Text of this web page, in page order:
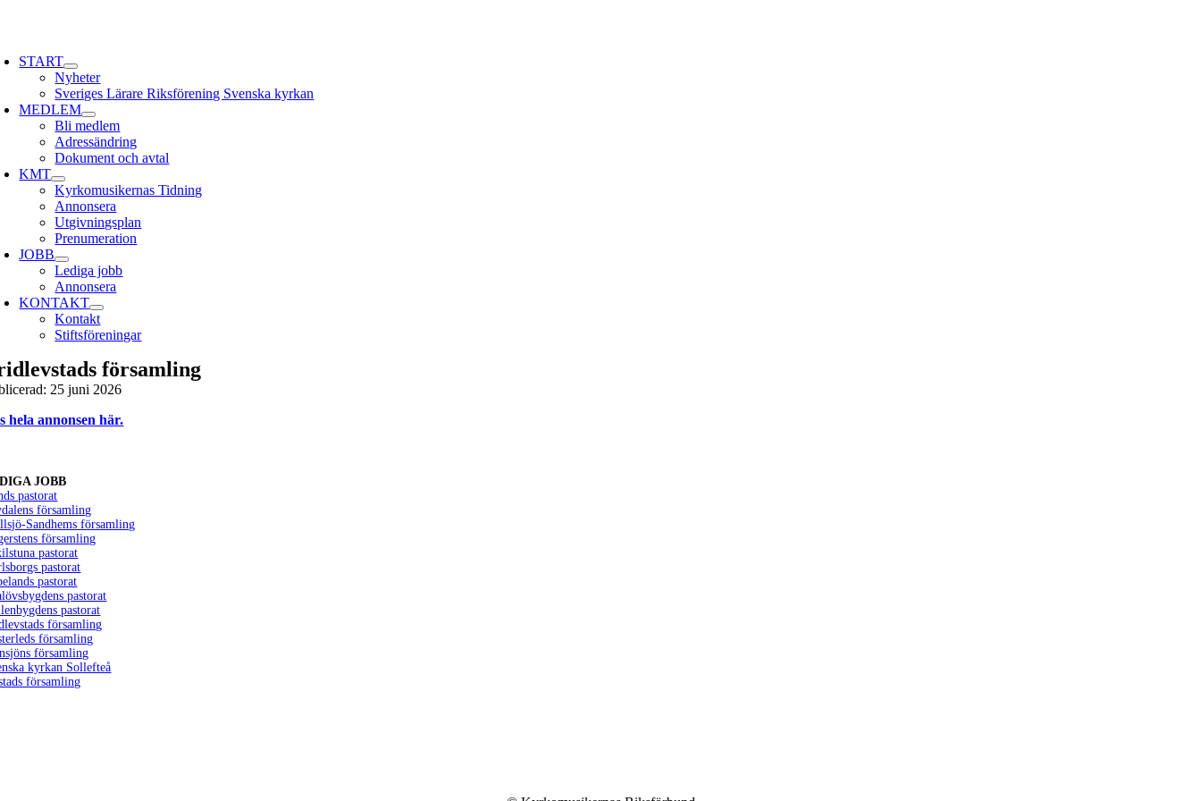
START
Nyheter
Sveriges Lärare Riksförening Svenska kyrkan
MEDLEM
Bli medlem
Adressändring
Dokument och avtal
KMT
Kyrkomusikernas Tidning
Annonsera
Utgivningsplan
Prenumeration
JOBB
Lediga jobb
Annonsera
KONTAKT
Kontakt
Stiftsföreningar
församling
25 juni 2026
hela annonsen här.
JOBB
pastorat
församling
Sandhems församling
församling
pastorat
pastorat
pastorat
pastorat
pastorat
församling
församling
församling
kyrkan Sollefteå
församling